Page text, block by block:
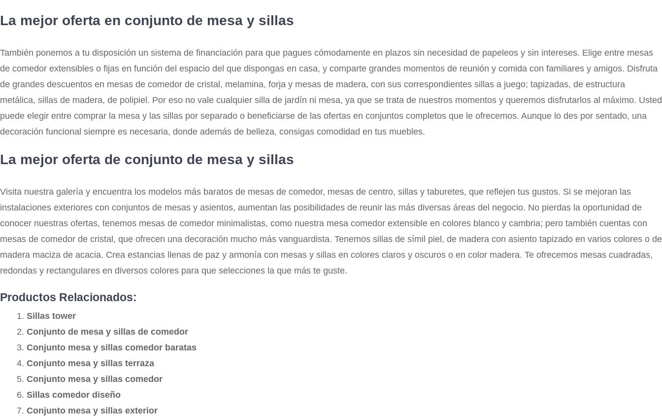
La mejor oferta en conjunto de mesa y sillas
También ponemos a tu disposición un sistema de financiación para que pagues cómodamente en plazos sin necesidad de papeleos y sin intereses. Elige entre mesas
de comedor extensibles o fijas en función del espacio del que dispongas en casa, y comparte grandes momentos de reunión y comida con familiares y amigos. Disfruta
de grandes descuentos en mesas de comedor de cristal, melamina, forja y mesas de madera, con sus correspondientes sillas a juego; tapizadas, de estructura
metálica, sillas de madera, de polipiel. Por eso no vale cualquier silla de jardín ni mesa, ya que se trata de nuestros momentos y queremos disfrutarlos al máximo. Usted
puede elegir entre comprar la mesa y las sillas por separado o beneficiarse de las ofertas en conjuntos completos que le ofrecemos. Aunque lo des por sentado, una
decoración funcional siempre es necesaria, donde además de belleza, consigas comodidad en tus muebles.
La mejor oferta de conjunto de mesa y sillas
Visita nuestra galería y encuentra los modelos más baratos de mesas de comedor, mesas de centro, sillas y taburetes, que reflejen tus gustos. Si se mejoran las
instalaciones exteriores con conjuntos de mesas y asientos, aumentan las posibilidades de reunir las más diversas áreas del negocio. No pierdas la oportunidad de
conocer nuestras ofertas, tenemos mesas de comedor minimalistas, como nuestra mesa comedor extensible en colores blanco y cambria; pero también cuentas con
mesas de comedor de cristal, que ofrecen una decoración mucho más vanguardista. Tenemos sillas de símil piel, de madera con asiento tapizado en varios colores o de
madera maciza de acacia. Crea estancias llenas de paz y armonía con mesas y sillas en colores claros y oscuros o en color madera. Te ofrecemos mesas cuadradas,
redondas y rectangulares en diversos colores para que selecciones la que más te guste.
Productos Relacionados:
Sillas tower
Conjunto de mesa y sillas de comedor
Conjunto mesa y sillas comedor baratas
Conjunto mesa y sillas terraza
Conjunto mesa y sillas comedor
Sillas comedor diseño
Conjunto mesa y sillas exterior